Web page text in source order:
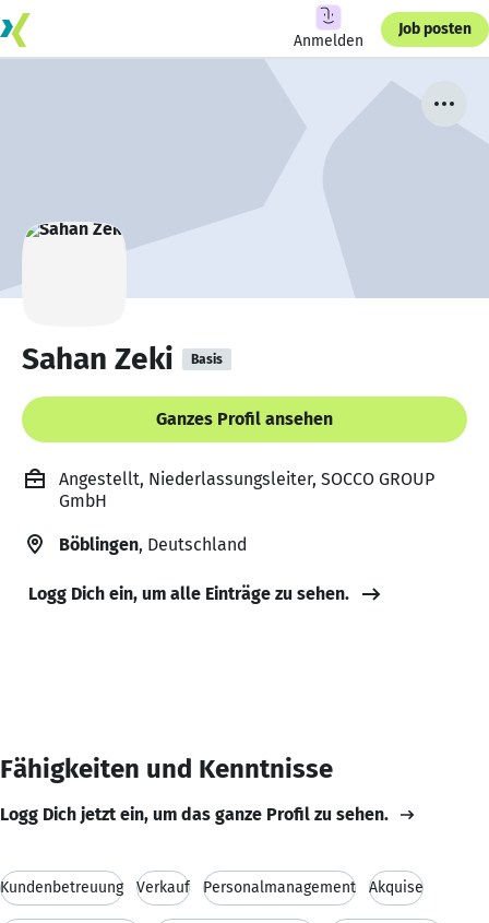
Anmelden
Job posten
Sahan Zeki Basis
Ganzes Profil ansehen
Angestellt, Niederlassungsleiter, SOCCO GROUP
GmbH
Böblingen, Deutschland
Logg Dich ein, um alle Einträge zu sehen.
Fähigkeiten und Kenntnisse
Logg Dich jetzt ein, um das ganze Profil zu sehen.
Kundenbetreuung Verkauf Personalmanagement Akquise